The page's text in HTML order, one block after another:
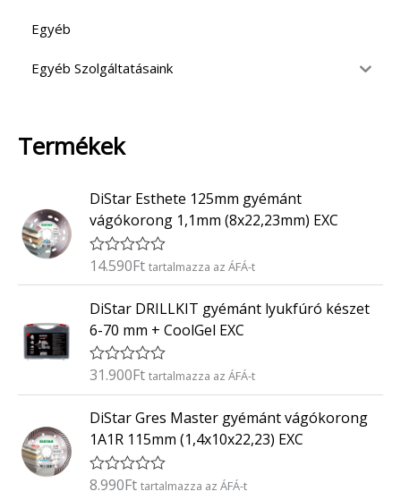
Egyéb
Egyéb Szolgáltatásaink
Termékek
DiStar Esthete 125mm gyémánt
vágókorong 1,1mm (8x22,23mm) EXC
É
é
k
e
l
s
:
/
5
14.590Ft tartalmazza az ÁFÁ-t
DiStar DRILLKIT gyémánt lyukfúró készet
6-70 mm + CoolGel EXC
É
é
k
e
l
é
s
31.900Ft tartalmazza az ÁFÁ-t
DiStar Gres Master gyémánt vágókorong
1A1R 115mm (1,4x10x22,23) EXC
É
8.990Ft tartalmazza az ÁFÁ-t